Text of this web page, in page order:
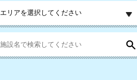
エリアを選択してください